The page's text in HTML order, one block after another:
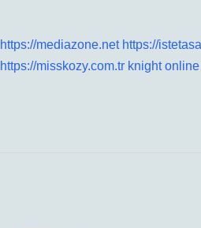
https://mediazone.net https://
https://misskozy.com.tr knight online